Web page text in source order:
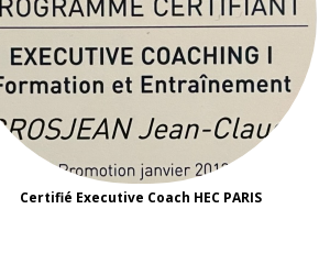
Certifié Executive Coach HEC PARIS